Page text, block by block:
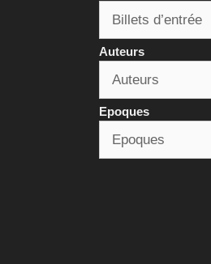
Auteurs
Epoques